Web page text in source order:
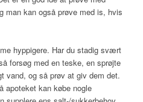
man kan også prøve med is, hvis
hyppigere. Har du stadig svært
forsøg med en teske, en sprøjte
vand, og så prøv at giv dem det.
apoteket kan købe nogle